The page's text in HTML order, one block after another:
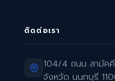
ติดต่อเรา
104/4 ถนน สามัค
จังหวัด นนทบุรี